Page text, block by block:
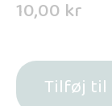
10,00 kr
Tilføj til